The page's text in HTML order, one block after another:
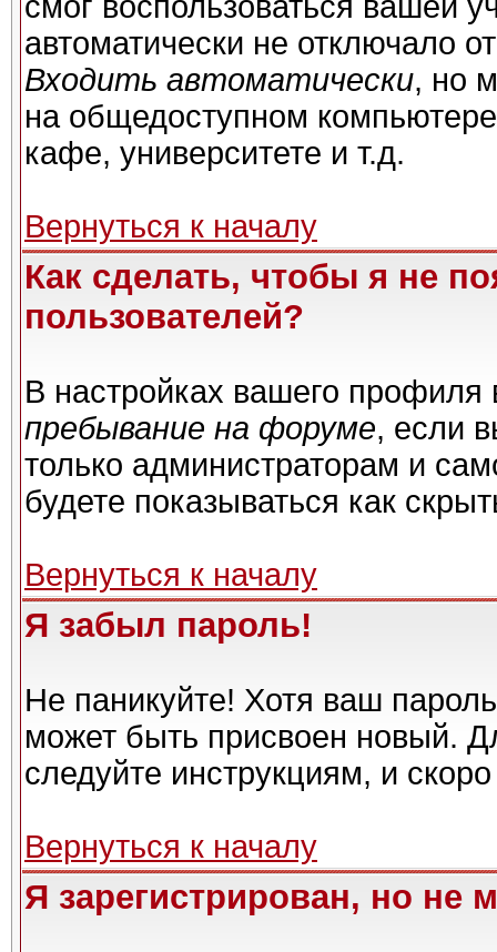
автоматически не отключало
Входить автоматически, но
на общедоступном
кафе, университете и т.д.
Вернуться к началу
Как сделать, чтобы я не
пользователей?
В настройках вашего
пребывание на форуме, если
только администраторам и
будете показываться как
Вернуться к началу
Я забыл пароль!
Не паникуйте! Хотя ваш
может быть присвоен новый.
следуйте инструкциям, и
Вернуться к началу
Я зарегистрирован, но не